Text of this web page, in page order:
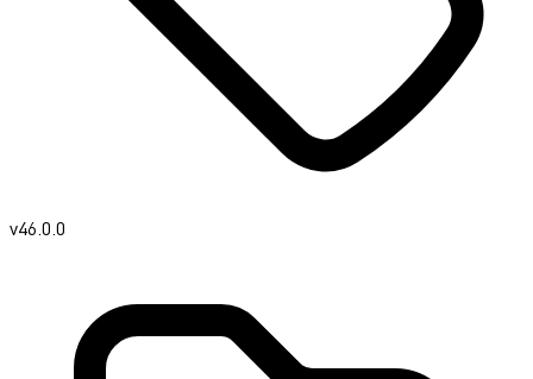
v46.0.0